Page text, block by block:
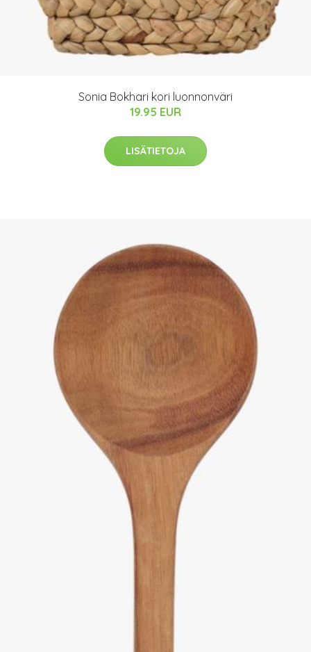
Sonia Bokhari kori luonnonväri
19.95 EUR
LISÄTIETOJA